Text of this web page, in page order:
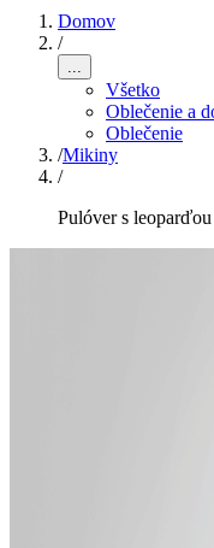
Domov
/
...
Všetko
Oblečenie a
Oblečenie
/Mikiny
/
Pulóver s